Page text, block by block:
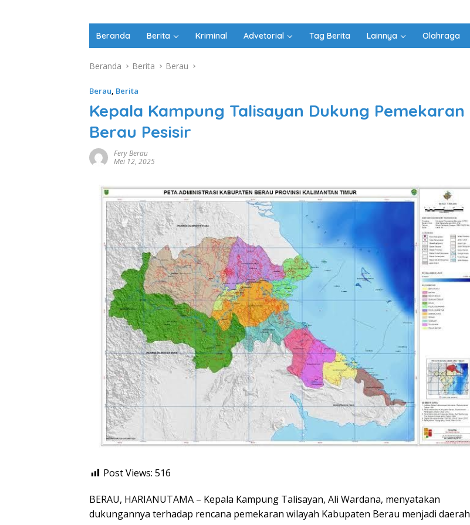
Beranda Berita Kriminal Advetorial Tag Berita Lainnya Olahraga
Beranda Berita Berau
Berau, Berita
Kepala Kampung Talisayan Dukung Pemekaran
Berau Pesisir
Fery Berau
Mei 12, 2025
Post Views: 516
BERAU, HARIANUTAMA – Kepala Kampung Talisayan, Ali Wardana, menyatakan
dukungannya terhadap rencana pemekaran wilayah Kabupaten Berau menjadi daerah